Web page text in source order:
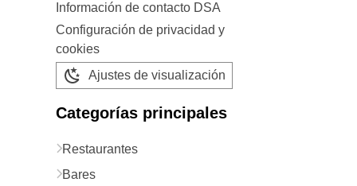
Información de contacto DSA
Configuración de privacidad y
cookies
Ajustes de visualización
Categorías principales
Restaurantes
Bares